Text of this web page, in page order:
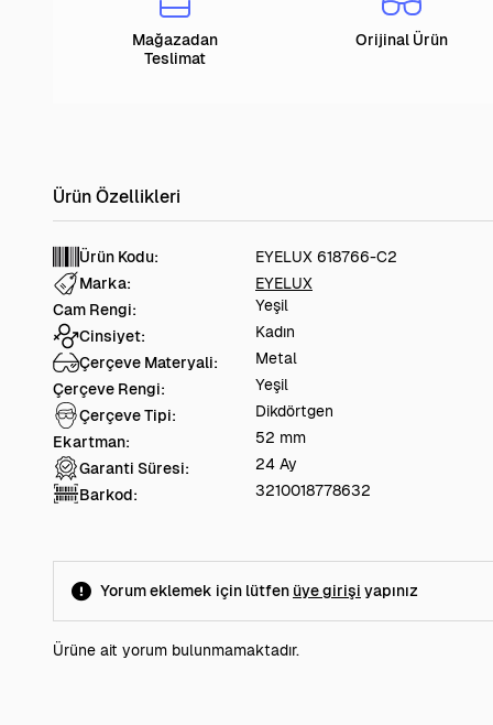
Mağazadan
Teslimat
Orijinal Ürün
Ürün Kodu:
EYELUX 618766-C2
Marka:
EYELUX
Cam Rengi:
Yeşil
Cinsiyet:
Kadın
Çerçeve Materyali:
Metal
Çerçeve Rengi:
Yeşil
Çerçeve Tipi:
Dikdörtgen
Ekartman:
52 mm
Garanti Süresi:
24 Ay
Barkod:
3210018778632
Yorum eklemek için lütfen üye girişi yapınız
Ürüne ait yorum bulunmamaktadır.